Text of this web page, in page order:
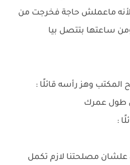
ماعملش حاجة فخرجت من
ساعتها بتتصل بيا
وهز رأسه قائلًا :
طول عمرك
:
علشان مصلحتنا لازم تكمل